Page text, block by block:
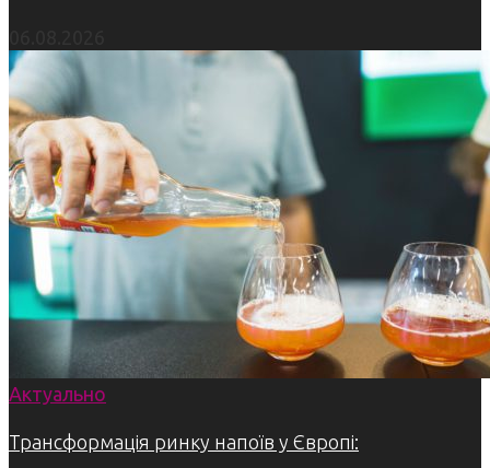
Актуально
Трансформація ринку напоїв у Європі: